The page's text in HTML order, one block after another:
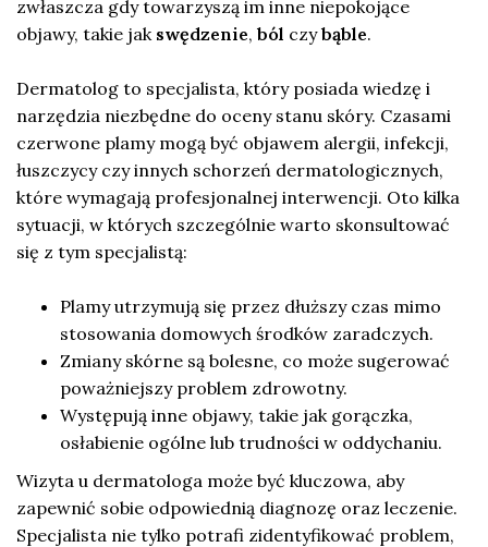
zwłaszcza gdy towarzyszą im inne niepokojące
objawy, takie jak swędzenie, ból czybąble.
Dermatolog to specjalista, który posiada wiedzę i
narzędzia niezbędne do oceny stanu skóry. Czasami
czerwone plamy mogą być objawem alergii, infekcji,
łuszczycy czy innych schorzeń dermatologicznych,
które wymagają profesjonalnej interwencji. Oto kilka
sytuacji, w których szczególnie warto skonsultować
się z tym specjalistą:
Plamy utrzymują się przez dłuższy czas mimo
stosowania domowych środków zaradczych.
Zmiany skórne są bolesne, co może sugerować
poważniejszy problem zdrowotny.
Występują inne objawy, takie jak gorączka,
osłabienie ogólne lub trudności w oddychaniu.
Wizyta u dermatologa może być kluczowa, aby
zapewnić sobie odpowiednią diagnozę oraz leczenie.
Specjalista nie tylko potrafi zidentyfikować problem,